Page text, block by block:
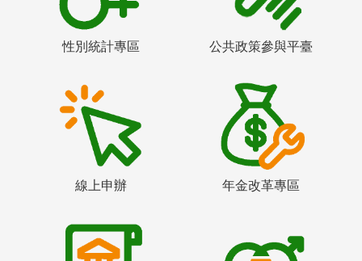
性別統計專區 公共政策參與平臺
線上申辦 年金改革專區